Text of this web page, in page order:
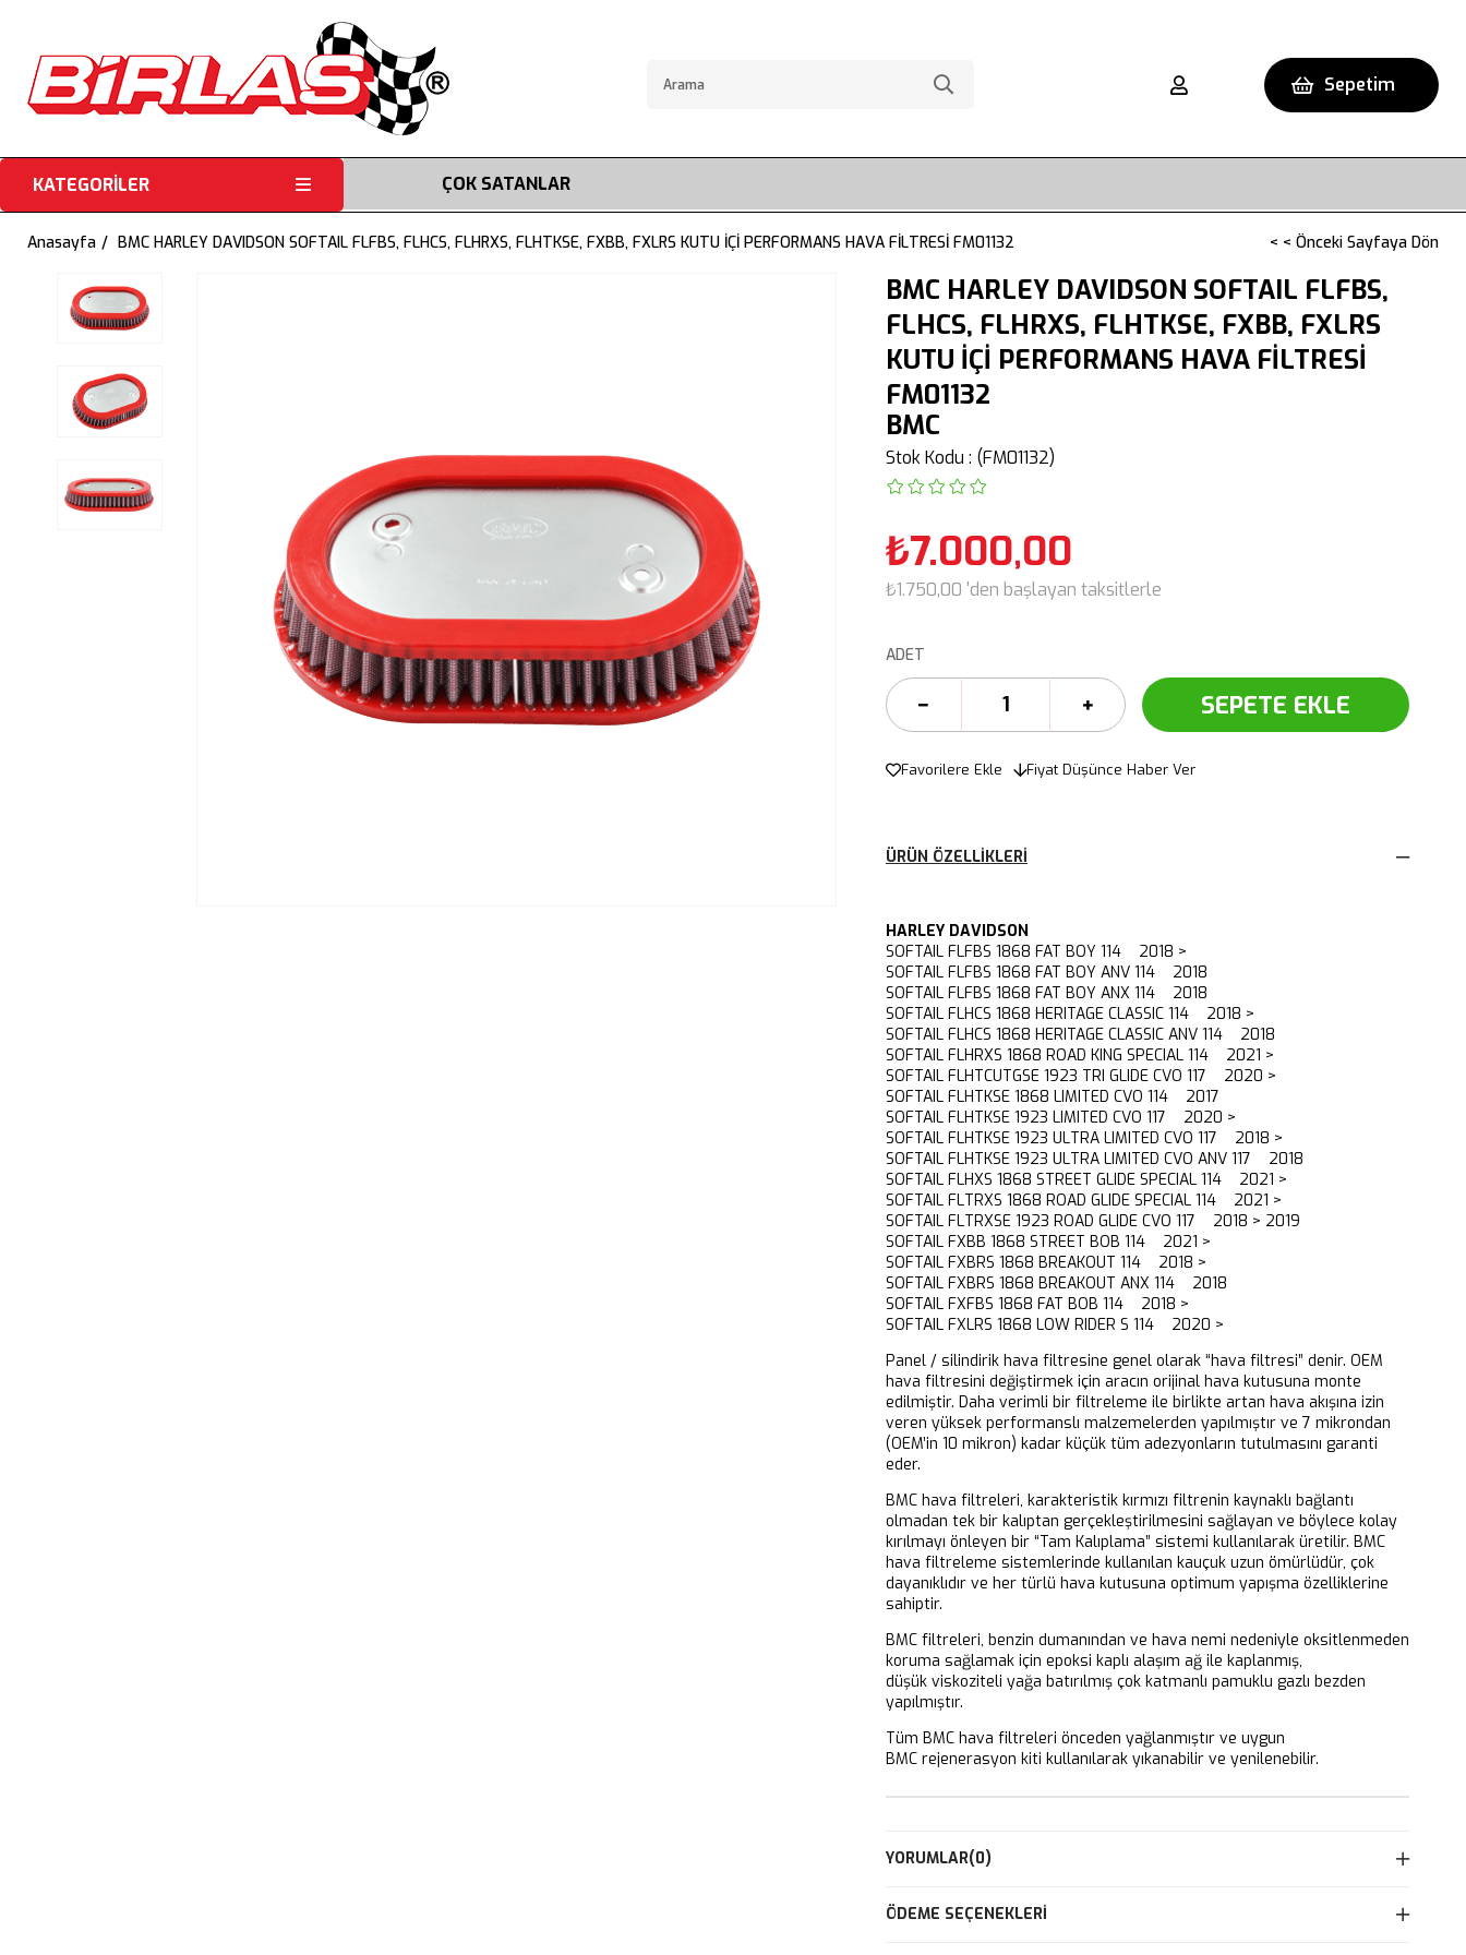
Sepetim
KATEGORİLER ÇOK SATANLAR
Anasayfa BMC HARLEY DAVIDSON SOFTAIL FLFBS, FLHCS, FLHRXS, FLHTKSE, FXBB, FXLRS KUTU İÇİ PERFORMANS HAVA FİLTRESİ FM01132 < < Önceki Sayfaya Dön
BMC HARLEY DAVIDSON SOFTAIL FLFBS,
FLHCS, FLHRXS, FLHTKSE, FXBB, FXLRS
KUTU İÇİ PERFORMANS HAVA FİLTRESİ
FM01132
BMC
Stok Kodu (FM01132)
₺7.000,00
₺1.750,00 'den başlayan taksitlerle
ADET
Favorilere Ekle Fiyat Düşünce Haber Ver
ÜRÜN ÖZELLIKLERI
HARLEY DAVIDSON
SOFTAIL FLFBS 1868 FAT BOY 114 2018 >
SOFTAIL FLFBS 1868 FAT BOY ANV 114 2018
SOFTAIL FLFBS 1868 FAT BOY ANX 114 2018
SOFTAIL FLHCS 1868 HERITAGE CLASSIC 114 2018 >
SOFTAIL FLHCS 1868 HERITAGE CLASSIC ANV 114 2018
SOFTAIL FLHRXS 1868 ROAD KING SPECIAL 114 2021 >
SOFTAIL FLHTCUTGSE 1923 TRI GLIDE CVO 117 2020 >
SOFTAIL FLHTKSE 1868 LIMITED CVO 114 2017
SOFTAIL FLHTKSE 1923 LIMITED CVO 117 2020 >
SOFTAIL FLHTKSE 1923 ULTRA LIMITED CVO 117 2018 >
SOFTAIL FLHTKSE 1923 ULTRA LIMITED CVO ANV 117 2018
SOFTAIL FLHXS 1868 STREET GLIDE SPECIAL 114 2021 >
SOFTAIL FLTRXS 1868 ROAD GLIDE SPECIAL 114 2021 >
SOFTAIL FLTRXSE 1923 ROAD GLIDE CVO 117 2018 > 2019
SOFTAIL FXBB 1868 STREET BOB 114 2021 >
SOFTAIL FXBRS 1868 BREAKOUT 114 2018 >
SOFTAIL FXBRS 1868 BREAKOUT ANX 114 2018
SOFTAIL FXFBS 1868 FAT BOB 114 2018 >
SOFTAIL FXLRS 1868 LOW RIDER S 114 2020 >
Panel / silindirik hava filtresine genel olarak “hava filtresi” denir. OEM
hava filtresini değiştirmek için aracın orijinal hava kutusuna monte
edilmiştir. Daha verimli bir filtreleme ile birlikte artan hava akışına izin
veren yüksek performanslı malzemelerden yapılmıştır ve 7 mikrondan
(OEM’in 10 mikron) kadar küçük tüm adezyonların tutulmasını garanti
eder.
BMC hava filtreleri, karakteristik kırmızı filtrenin kaynaklı bağlantı
olmadan tek bir kalıptan gerçekleştirilmesini sağlayan ve böylece kolay
kırılmayı önleyen bir “Tam Kalıplama” sistemi kullanılarak üretilir. BMC
hava filtreleme sistemlerinde kullanılan kauçuk uzun ömürlüdür, çok
dayanıklıdır ve her türlü hava kutusuna optimum yapışma özelliklerine
sahiptir.
BMC filtreleri, benzin dumanından ve hava nemi nedeniyle oksitlenmeden
koruma sağlamak için epoksi kaplı alaşım ağ ile kaplanmış,
düşük viskoziteli yağa batırılmış çok katmanlı pamuklu gazlı bezden
yapılmıştır.
Tüm BMC hava filtreleri önceden yağlanmıştır ve uygun
BMC rejenerasyon kiti kullanılarak yıkanabilir ve yenilenebilir.
YORUMLAR(0)
ÖDEME SEÇENEKLERI